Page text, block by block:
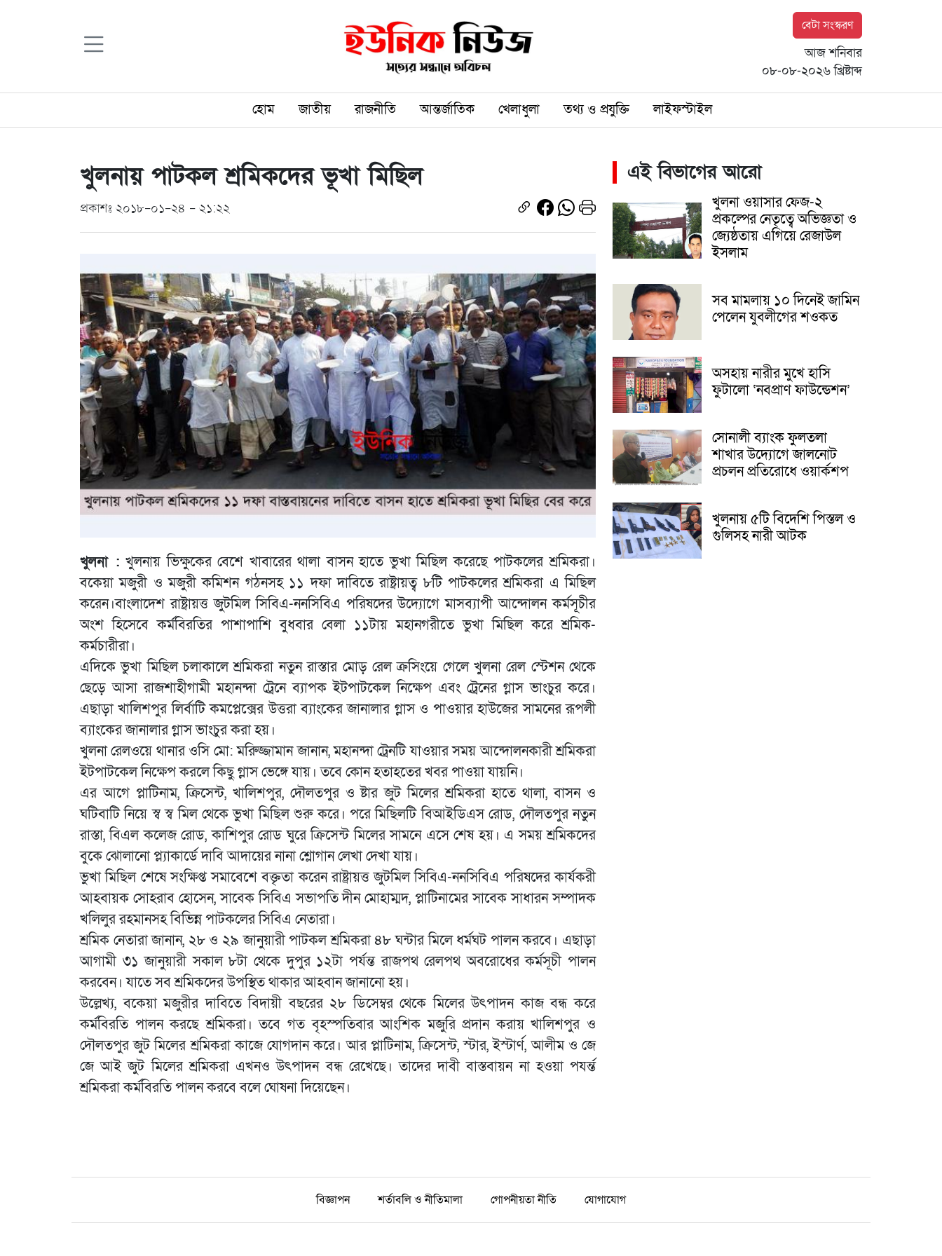
বেটা সংস্করণ
আজ শনিবার
০৮-০৮-২০২৬ খ্রিষ্টাব্দ
হোম জাতীয় রাজনীতি আন্তর্জাতিক খেলাধুলা তথ্য ও প্রযুক্তি লাইফস্টাইল
খুলনায় পাটকল শ্রমিকদের ভূখা মিছিল
প্রকাশঃ ২০১৮-০১-২৪ - ২১:২২
খুলনা : খুলনায় ভিক্ষুকের বেশে খাবারের থালা বাসন হাতে ভুখা মিছিল করেছে পাটকলের শ্রমিকরা।
বকেয়া মজুরী ও মজুরী কমিশন গঠনসহ ১১ দফা দাবিতে রাষ্ট্রায়ত্ব ৮টি পাটকলের শ্রমিকরা এ মিছিল
করেন।বাংলাদেশ রাষ্ট্রায়ত্ত জুটমিল সিবিএ-ননসিবিএ পরিষদের উদ্যোগে মাসব্যাপী আন্দোলন কর্মসূচীর
অংশ হিসেবে কর্মবিরতির পাশাপাশি বুধবার বেলা ১১টায় মহানগরীতে ভুখা মিছিল করে শ্রমিক-
কর্মচারীরা।
এদিকে ভুখা মিছিল চলাকালে শ্রমিকরা নতুন রাস্তার মোড় রেল ক্রসিংয়ে গেলে খুলনা রেল স্টেশন থেকে
ছেড়ে আসা রাজশাহীগামী মহানন্দা ট্রেনে ব্যাপক ইটপাটকেল নিক্ষেপ এবং ট্রেনের গ্লাস ভাংচুর করে।
এছাড়া খালিশপুর লির্বাটি কমপ্লেক্সের উত্তরা ব্যাংকের জানালার গ্লাস ও পাওয়ার হাউজের সামনের রূপলী
ব্যাংকের জানালার গ্লাস ভাংচুর করা হয়।
খুলনা রেলওয়ে থানার ওসি মো: মরিুজ্জামান জানান, মহানন্দা ট্রেনটি যাওয়ার সময় আন্দোলনকারী শ্রমিকরা
ইটপাটকেল নিক্ষেপ করলে কিছু গ্লাস ভেঙ্গে যায়। তবে কোন হতাহতের খবর পাওয়া যায়নি।
এর আগে প্লাটিনাম, ক্রিসেন্ট, খালিশপুর, দৌলতপুর ও ষ্টার জুট মিলের শ্রমিকরা হাতে থালা, বাসন ও
ঘটিবাটি নিয়ে স্ব স্ব মিল থেকে ভুখা মিছিল শুরু করে। পরে মিছিলটি বিআইডিএস রোড, দৌলতপুর নতুন
রাস্তা, বিএল কলেজ রোড, কাশিপুর রোড ঘুরে ক্রিসেন্ট মিলের সামনে এসে শেষ হয়। এ সময় শ্রমিকদের
বুকে ঝোলানো প্ল্যাকার্ডে দাবি আদায়ের নানা শ্লোগান লেখা দেখা যায়।
ভুখা মিছিল শেষে সংক্ষিপ্ত সমাবেশে বক্তৃতা করেন রাষ্ট্রায়ত্ত জুটমিল সিবিএ-ননসিবিএ পরিষদের কার্যকরী
আহবায়ক সোহরাব হোসেন, সাবেক সিবিএ সভাপতি দীন মোহাম্মদ, প্লাটিনামের সাবেক সাধারন সম্পাদক
খলিলুর রহমানসহ বিভিন্ন পাটকলের সিবিএ নেতারা।
শ্রমিক নেতারা জানান, ২৮ ও ২৯ জানুয়ারী পাটকল শ্রমিকরা ৪৮ ঘন্টার মিলে ধর্মঘট পালন করবে। এছাড়া
আগামী ৩১ জানুয়ারী সকাল ৮টা থেকে দুপুর ১২টা পর্যন্ত রাজপথ রেলপথ অবরোধের কর্মসূচী পালন
করবেন। যাতে সব শ্রমিকদের উপস্থিত থাকার আহবান জানানো হয়।
উল্লেখ্য, বকেয়া মজুরীর দাবিতে বিদায়ী বছরের ২৮ ডিসেম্বর থেকে মিলের উৎপাদন কাজ বন্ধ করে
কর্মবিরতি পালন করছে শ্রমিকরা। তবে গত বৃহস্পতিবার আংশিক মজুরি প্রদান করায় খালিশপুর ও
দৌলতপুর জুট মিলের শ্রমিকরা কাজে যোগদান করে। আর প্লাটিনাম, ক্রিসেন্ট, স্টার, ইস্টার্ণ, আলীম ও জে
জে আই জুট মিলের শ্রমিকরা এখনও উৎপাদন বন্ধ রেখেছে। তাদের দাবী বাস্তবায়ন না হওয়া পযর্ন্ত
শ্রমিকরা কর্মবিরতি পালন করবে বলে ঘোষনা দিয়েছেন।
এই বিভাগের আরো
খুলনা ওয়াসার ফেজ-২
প্রকল্পের নেতৃত্বে অভিজ্ঞতা ও
জ্যেষ্ঠতায় এগিয়ে রেজাউল
ইসলাম
সব মামলায় ১০ দিনেই জামিন
পেলেন যুবলীগের শওকত
অসহায় নারীর মুখে হাসি
ফুটালো ‘নবপ্রাণ ফাউন্ডেশন’
সোনালী ব্যাংক ফুলতলা
শাখার উদ্যোগে জালনোট
প্রচলন প্রতিরোধে ওয়ার্কশপ
খুলনায় ৫টি বিদেশি পিস্তল ও
গুলিসহ নারী আটক
বিজ্ঞাপন শর্তাবলি ও নীতিমালা গোপনীয়তা নীতি যোগাযোগ